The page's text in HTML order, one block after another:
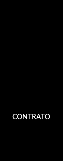
CONTRATO